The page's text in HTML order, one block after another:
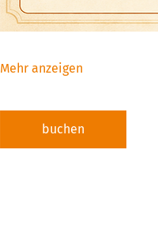
Mehr anzeigen
buchen